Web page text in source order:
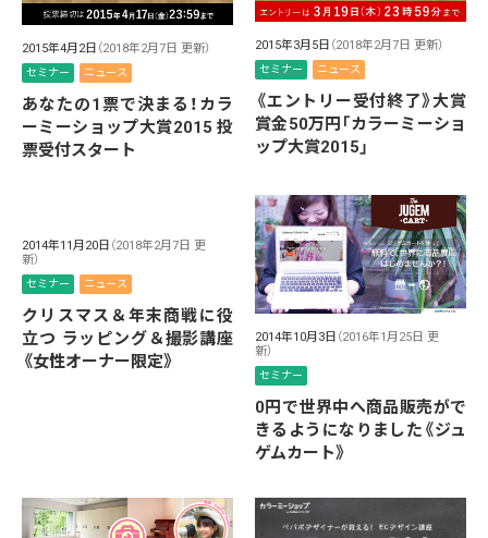
2015年4月2日 （2018年2月7日 更新）
セミナー ニュース
あなたの1票で決まる！カラ
ーミーショップ大賞2015 投
票受付スタート
2015年3月5日 （2018年2月7日 更新）
セミナー ニュース
《エントリー受付終了》大賞
賞金50万円「カラーミーショ
ップ大賞2015」
2014年11月20日 （2018年2月7日 更
新）
セミナー ニュース
クリスマス＆年末商戦に役
立つ ラッピング＆撮影講座
《女性オーナー限定》
2014年10月3日 （2016年1月25日 更
新）
セミナー
0円で世界中へ商品販売がで
きるようになりました《ジュ
ゲムカート》